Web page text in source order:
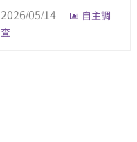
2026/05/14
自主調
査